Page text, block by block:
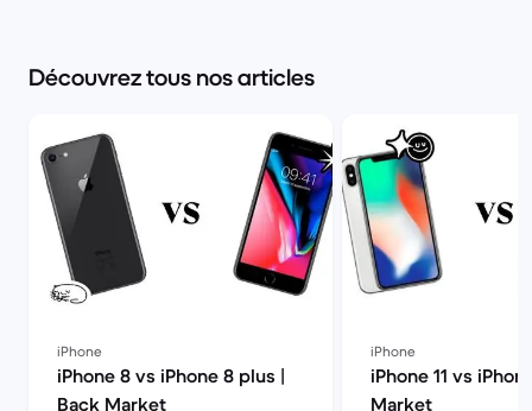
Découvrez tous nos articles
iPhone
iPhone 8 vs iPhone 8 plus |
Back Market
iPhone
iPhone 11 vs
Market